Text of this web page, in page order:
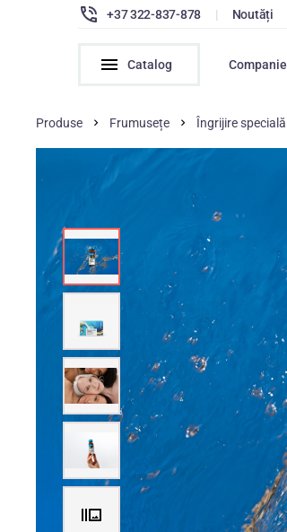
+37 322-837-878 | Noutăți
Catalog Companie
Produse Frumusețe Îngrijire specială